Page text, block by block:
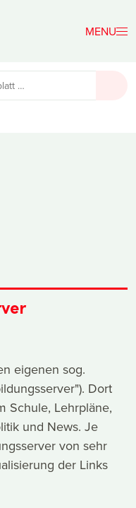
eigenen sog.
Dort
Schule, Lehrpläne,
und News. Je
von sehr
der Links